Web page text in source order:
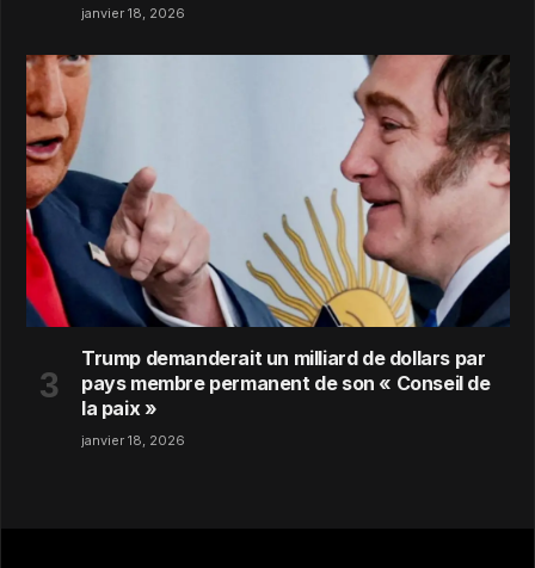
janvier 18, 2026
Trump demanderait un milliard de dollars par
pays membre permanent de son « Conseil de
la paix »
janvier 18, 2026